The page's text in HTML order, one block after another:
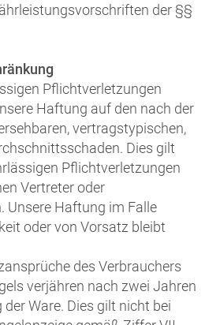
der §§
Pflichtverletzungen
Haftung auf den nach der
vertragstypischen,
Dies gilt
Pflichtverletzungen
Vertreter oder
Unsere Haftung im Falle
oder von Vorsatz bleibt
des Verbrauchers
verjähren nach zwei Jahren
Ware. Dies gilt nicht bei